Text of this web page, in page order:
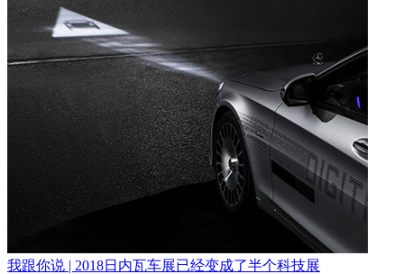
我跟你说 | 2018日内瓦车展已经变成了半个科技展